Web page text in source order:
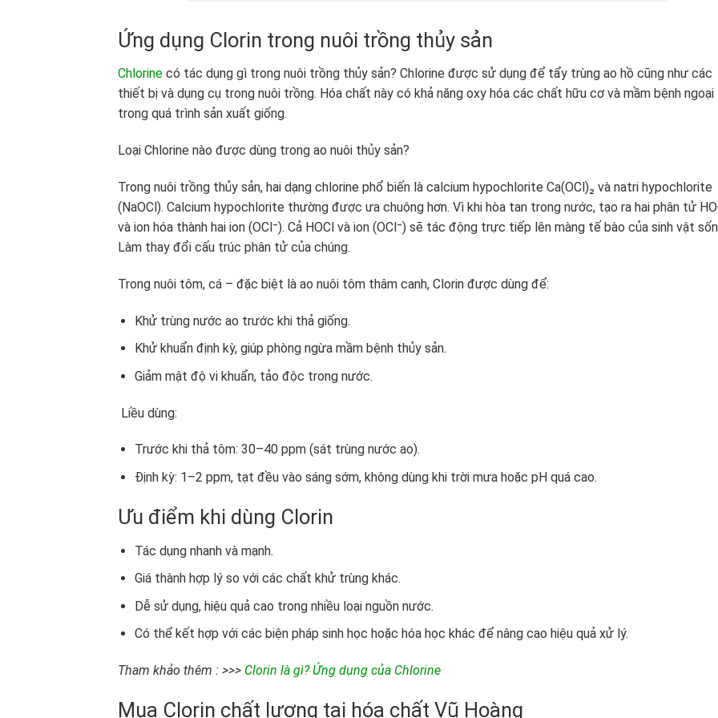
Ứng dụng Clorin trong nuôi trồng thủy sản
Chlorine có tác dụng gì trong nuôi trồng thủy sản? Chlorine được sử dụng để tẩy trùng ao hồ cũng như các
thiết bị và dụng cụ trong nuôi trồng. Hóa chất này có khả năng oxy hóa các chất hữu cơ và mầm bệnh ngoại
trong quá trình sản xuất giống.
Loại Chlorine nào được dùng trong ao nuôi thủy sản?
Trong nuôi trồng thủy sản, hai dạng chlorine phổ biến là calcium hypochlorite Ca(OCl)₂ và natri hypochlorite
(NaOCl). Calcium hypochlorite thường được ưa chuộng hơn. Vì khi hòa tan trong nước, tạo ra hai phân tử
và ion hóa thành hai ion (OCl⁻). Cả HOCl và ion (OCl⁻) sẽ tác động trực tiếp lên màng tế bào của sinh vật
Làm thay đổi cấu trúc phân tử của chúng.
Trong nuôi tôm, cá – đặc biệt là ao nuôi tôm thâm canh, Clorin được dùng để:
Khử trùng nước ao trước khi thả giống.
Khử khuẩn định kỳ, giúp phòng ngừa mầm bệnh thủy sản.
Giảm mật độ vi khuẩn, tảo độc trong nước.
Liều dùng:
Trước khi thả tôm: 30–40 ppm (sát trùng nước ao).
Định kỳ: 1–2 ppm, tạt đều vào sáng sớm, không dùng khi trời mưa hoặc pH quá cao.
Ưu điểm khi dùng Clorin
Tác dụng nhanh và mạnh.
Giá thành hợp lý so với các chất khử trùng khác.
Dễ sử dụng, hiệu quả cao trong nhiều loại nguồn nước.
Có thể kết hợp với các biện pháp sinh học hoặc hóa học khác để nâng cao hiệu quả xử lý.
Tham khảo thêm : >>> Clorin là gì? Ứng dụng của Chlorine
Mua Clorin chất lượng tại hóa chất Vũ Hoàng